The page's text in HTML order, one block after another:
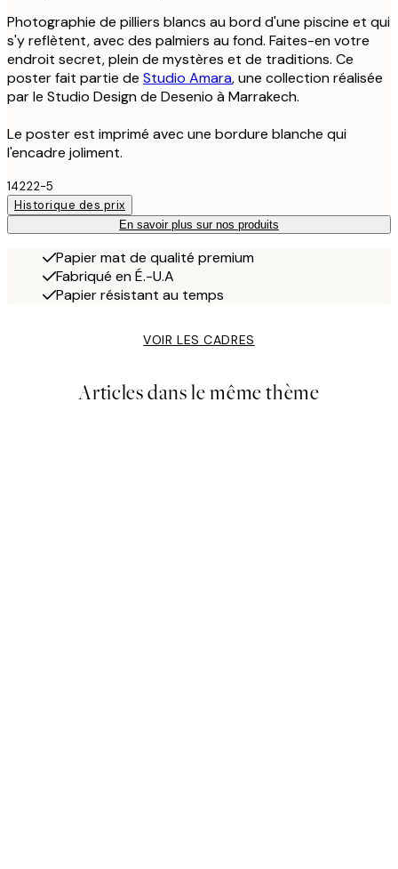
Photographie de pilliers blancs au bord d'une piscine et qui
s'y reflètent, avec des palmiers au fond. Faites-en votre
endroit secret, plein de mystères et de traditions. Ce
poster fait partie de Studio Amara, une collection réalisée
par le Studio Design de Desenio à Marrakech.
Le poster est imprimé avec une bordure blanche qui
l'encadre joliment.
14222-5
Historique des prix
En savoir plus sur nos produits
Papier mat de qualité premium
Fabriqué en É.-U.A
Papier résistant au temps
VOIR LES CADRES
Articles dans le même thème